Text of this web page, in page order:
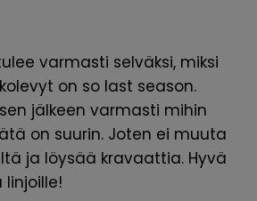
varmasti selväksi, miksi
on so last season.
jälkeen varmasti mihin
on suurin. Joten ei muuta
ja löysää kravaattia. Hyvä
linjoille!